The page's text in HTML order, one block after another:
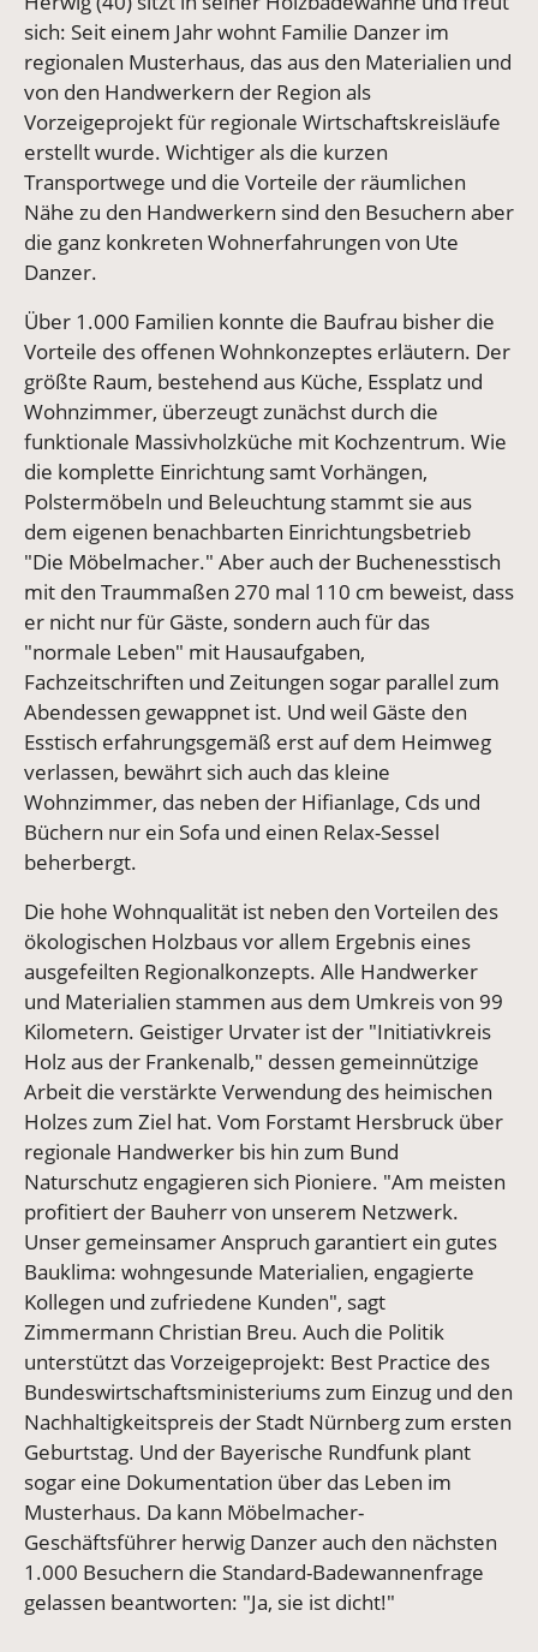
sich: Seit einem Jahr wohnt Familie Danzer im
regionalen Musterhaus, das aus den Materialien und
von den Handwerkern der Region als
Vorzeigeprojekt für regionale Wirtschaftskreisläufe
erstellt wurde. Wichtiger als die kurzen
Transportwege und die Vorteile der räumlichen
Nähe zu den Handwerkern sind den Besuchern aber
die ganz konkreten Wohnerfahrungen von Ute
Danzer.
Über 1.000 Familien konnte die Baufrau bisher die
Vorteile des offenen Wohnkonzeptes erläutern. Der
größte Raum, bestehend aus Küche, Essplatz und
Wohnzimmer, überzeugt zunächst durch die
funktionale Massivholzküche mit Kochzentrum. Wie
die komplette Einrichtung samt Vorhängen,
Polstermöbeln und Beleuchtung stammt sie aus
dem eigenen benachbarten Einrichtungsbetrieb
"Die Möbelmacher." Aber auch der Buchenesstisch
mit den Traummaßen 270 mal 110 cm beweist, dass
er nicht nur für Gäste, sondern auch für das
"normale Leben" mit Hausaufgaben,
Fachzeitschriften und Zeitungen sogar parallel zum
Abendessen gewappnet ist. Und weil Gäste den
Esstisch erfahrungsgemäß erst auf dem Heimweg
verlassen, bewährt sich auch das kleine
Wohnzimmer, das neben der Hifianlage, Cds und
Büchern nur ein Sofa und einen Relax-Sessel
beherbergt.
Die hohe Wohnqualität ist neben den Vorteilen des
ökologischen Holzbaus vor allem Ergebnis eines
ausgefeilten Regionalkonzepts. Alle Handwerker
und Materialien stammen aus dem Umkreis von 99
Kilometern. Geistiger Urvater ist der "Initiativkreis
Holz aus der Frankenalb," dessen gemeinnützige
Arbeit die verstärkte Verwendung des heimischen
Holzes zum Ziel hat. Vom Forstamt Hersbruck über
regionale Handwerker bis hin zum Bund
Naturschutz engagieren sich Pioniere. "Am meisten
profitiert der Bauherr von unserem Netzwerk.
Unser gemeinsamer Anspruch garantiert ein gutes
Bauklima: wohngesunde Materialien, engagierte
Kollegen und zufriedene Kunden", sagt
Zimmermann Christian Breu. Auch die Politik
unterstützt das Vorzeigeprojekt: Best Practice des
Bundeswirtschaftsministeriums zum Einzug und den
Nachhaltigkeitspreis der Stadt Nürnberg zum ersten
Geburtstag. Und der Bayerische Rundfunk plant
sogar eine Dokumentation über das Leben im
Musterhaus. Da kann Möbelmacher-
Geschäftsführer herwig Danzer auch den nächsten
1.000 Besuchern die Standard-Badewannenfrage
gelassen beantworten: "Ja, sie ist dicht!"